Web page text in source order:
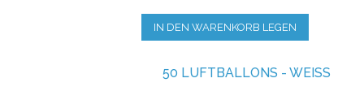
IN DEN WARENKORB LEGEN
50 LUFTBALLONS - WEISS